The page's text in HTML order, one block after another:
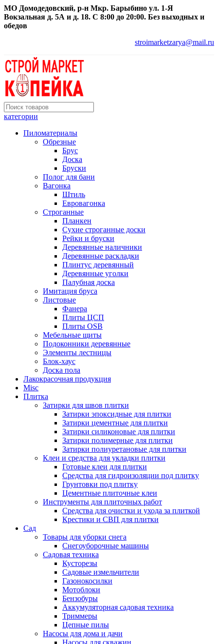
МО Домодедовский, р-н Мкр. Барыбино ул. 1-Я
Вокзальная д. 5А и д. 18. С 8:00 до 20:00. Без выходных и
обедов
stroimarketzarya@mail.ru
категории
Пиломатериалы
Обрезные
Брус
Доска
Бруски
Полог для бани
Вагонка
Штиль
Евровагонка
Строганные
Планкен
Сухие строганные доски
Рейки и бруски
Деревянные наличники
Деревянные раскладки
Плинтус деревянный
Деревянные уголки
Палубная доска
Имитация бруса
Листовые
Фанера
Плиты ЦСП
Плиты OSB
Мебельные щиты
Подоконники деревянные
Элементы лестницы
Блок-хаус
Доска пола
Лакокрасочная продукция
Misc
Плитка
Затирки для швов плитки
Затирки эпоксидные для плитки
Затирки цементные для плитки
Затирки силиконовые для плитки
Затирки полимерные для плитки
Затирки полиуретановые для плитки
Клеи и средства для укладки плитки
Готовые клеи для плитки
Средства для гидроизоляции под плитку
Грунтовки под плитку
Цементные плиточные клеи
Инструменты для плиточных работ
Средства для очистки и ухода за плиткой
Крестики и СВП для плитки
Сад
Товары для уборки снега
Снегоуборочные машины
Садовая техника
Кусторезы
Садовые измельчители
Газонокосилки
Мотоблоки
Бензобуры
Аккумуляторная садовая техника
Триммеры
Цепные пилы
Насосы для дома и дачи
Насосы для скважин